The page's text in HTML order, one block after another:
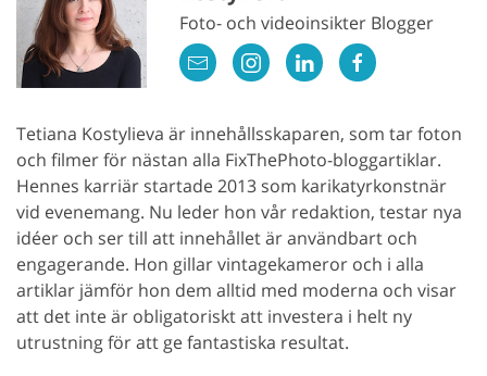
Foto- och videoinsikter Blogger
Tetiana Kostylieva är innehållsskaparen, som tar foton
och filmer för nästan alla FixThePhoto-bloggartiklar.
Hennes karriär startade 2013 som karikatyrkonstnär
vid evenemang. Nu leder hon vår redaktion, testar nya
idéer och ser till att innehållet är användbart och
engagerande. Hon gillar vintagekameror och i alla
artiklar jämför hon dem alltid med moderna och visar
att det inte är obligatoriskt att investera i helt ny
utrustning för att ge fantastiska resultat.